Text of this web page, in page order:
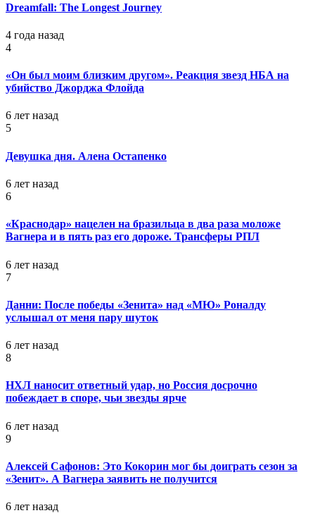
Dreamfall: The Longest Journey
4 года назад
4
«Он был моим близким другом». Реакция звезд НБА на
убийство Джорджа Флойда
6 лет назад
5
Девушка дня. Алена Остапенко
6 лет назад
6
«Краснодар» нацелен на бразильца в два раза моложе
Вагнера и в пять раз его дороже. Трансферы РПЛ
6 лет назад
7
Данни: После победы «Зенита» над «МЮ» Роналду
услышал от меня пару шуток
6 лет назад
8
НХЛ наносит ответный удар, но Россия досрочно
побеждает в споре, чьи звезды ярче
6 лет назад
9
Алексей Сафонов: Это Кокорин мог бы доиграть сезон за
«Зенит». А Вагнера заявить не получится
6 лет назад